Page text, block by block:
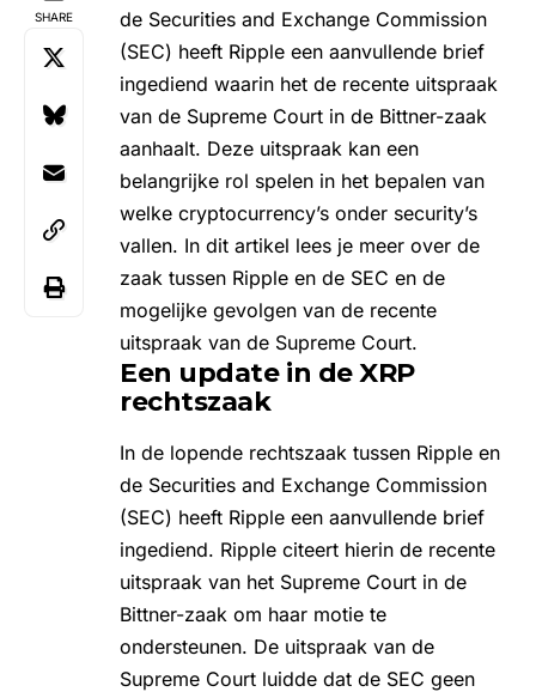
SHARE
de Securities and Exchange Commission
(SEC) heeft Ripple een aanvullende brief
ingediend waarin het de recente uitspraak
van de Supreme Court in de Bittner-zaak
aanhaalt. Deze uitspraak kan een
belangrijke rol spelen in het bepalen van
welke cryptocurrency’s onder security’s
vallen. In dit artikel lees je meer over de
zaak tussen Ripple en de SEC en de
mogelijke gevolgen van de recente
uitspraak van de Supreme Court.
Een update in de XRP
rechtszaak
In de lopende rechtszaak tussen Ripple en
de Securities and Exchange Commission
(SEC) heeft Ripple een aanvullende brief
ingediend. Ripple citeert hierin de recente
uitspraak van het Supreme Court in de
Bittner-zaak om haar motie te
ondersteunen. De uitspraak van de
Supreme Court luidde dat de SEC geen